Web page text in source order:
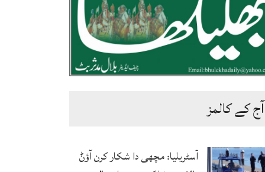
آج کے کالمز
آسٹریلیا: مچھی دا شکار کرن آؤݨ